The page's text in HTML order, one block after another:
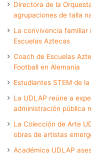
Directora de la
agrupaciones de talla
La convivencia familiar
Escuelas Aztecas
Coach de Escuelas
Football en Alemania
Estudiantes STEM de
La UDLAP reúne a
administración pública
La Colección de Arte
obras de artistas
Académica UDLAP